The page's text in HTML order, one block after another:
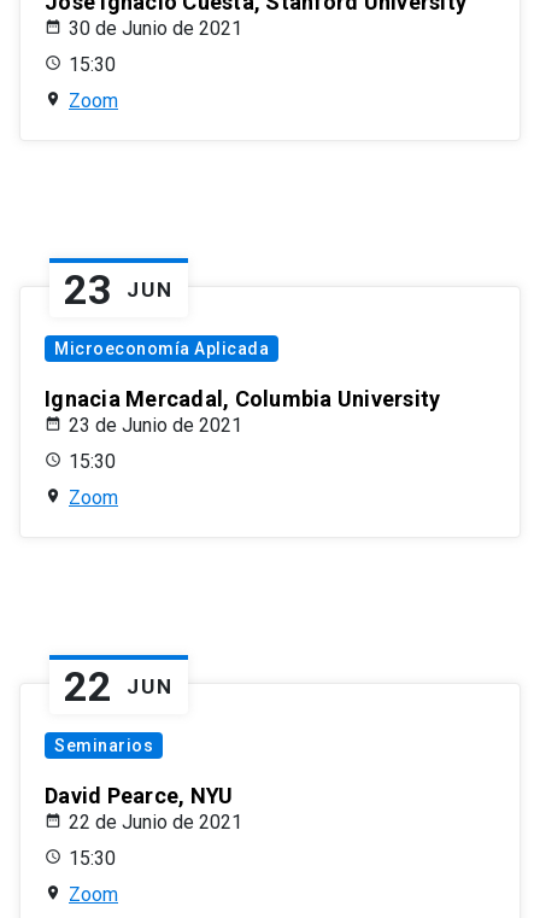
30 de Junio de 2021
15:30
Zoom
23 JUN
Microeconomía Aplicada
Ignacia Mercadal, Columbia University
23 de Junio de 2021
15:30
Zoom
22 JUN
Seminarios
David Pearce, NYU
22 de Junio de 2021
15:30
Zoom